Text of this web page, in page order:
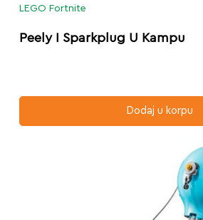
LEGO Fortnite
Peely I Sparkplug U Kampu
Dodaj u korpu